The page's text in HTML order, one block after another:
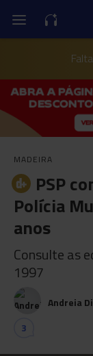
MADEIRA
PSP
Polícia
anos
Consulte as
1997
Andreia
3